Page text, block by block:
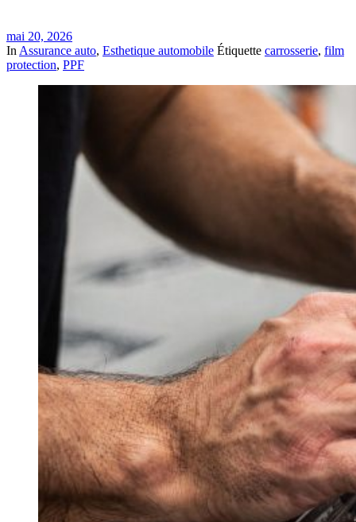
mai 20, 2026
In Assurance auto, Esthetique automobile Étiquette carrosserie, film
protection, PPF